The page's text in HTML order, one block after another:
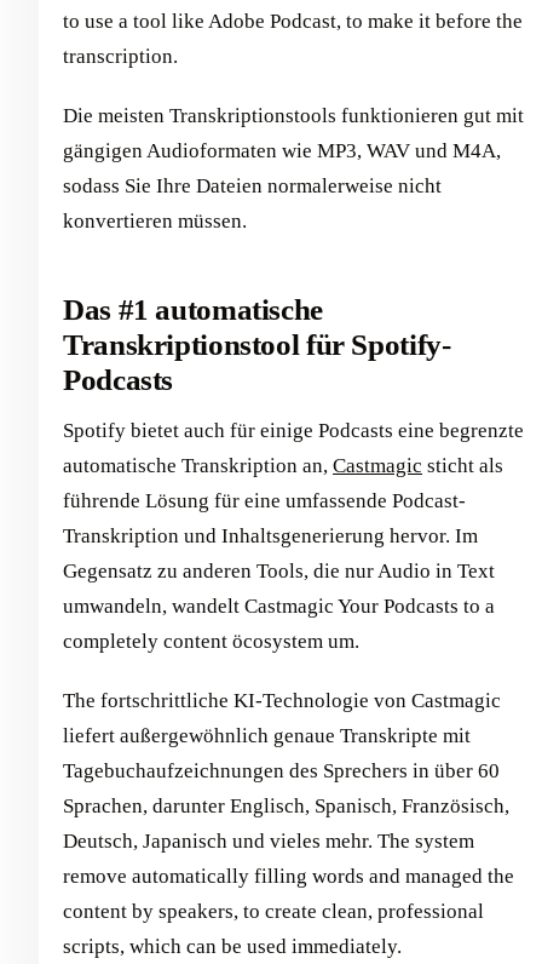
to use a tool like Adobe Podcast, to make it before the
transcription.
Die meisten Transkriptionstools funktionieren gut mit
gängigen Audioformaten wie MP3, WAV und M4A,
sodass Sie Ihre Dateien normalerweise nicht
konvertieren müssen.
Das #1 automatische
Transkriptionstool für Spotify-
Podcasts
Spotify bietet auch für einige Podcasts eine begrenzte
automatische Transkription an, Castmagic sticht als
führende Lösung für eine umfassende Podcast-
Transkription und Inhaltsgenerierung hervor. Im
Gegensatz zu anderen Tools, die nur Audio in Text
umwandeln, wandelt Castmagic Your Podcasts to a
completely content öcosystem um.
The fortschrittliche KI-Technologie von Castmagic
liefert außergewöhnlich genaue Transkripte mit
Tagebuchaufzeichnungen des Sprechers in über 60
Sprachen, darunter Englisch, Spanisch, Französisch,
Deutsch, Japanisch und vieles mehr. The system
remove automatically filling words and managed the
content by speakers, to create clean, professional
scripts, which can be used immediately.